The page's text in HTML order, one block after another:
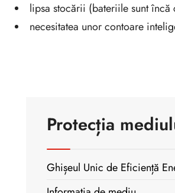
lipsa stocării (bateriile sunt încă
necesitatea unor contoare
Protecția
Ghișeul Unic de Eficiență